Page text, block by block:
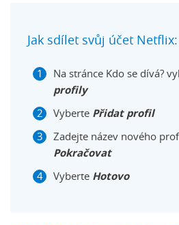
Jak sdílet svůj účet Netflix:
Na stránce Kdo se dívá?
profily
Vyberte Přidat profil
Zadejte název nového
Pokračovat
Vyberte Hotovo